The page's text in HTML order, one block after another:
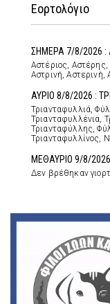
Εορτολόγιο
ΣΗΜΕΡΑ 7/8/2026 :
Αστέριος,
Αστρινή, Αστερινή,
ΑΥΡΙΟ 8/8/2026 :
Τριανταφυλλιά,
Τριανταφυλλένια,
Τριανταφύλλης,
Τριανταφυλλίνος,
ΜΕΘΑΥΡΙΟ 9/8/2026
Δεν βρέθηκαν